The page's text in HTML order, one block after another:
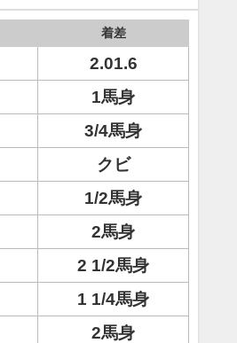
着差
2.01.6
1馬身
3/4馬身
クビ
1/2馬身
2馬身
2 1/2馬身
1 1/4馬身
2馬身